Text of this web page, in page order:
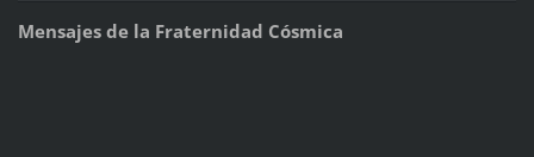
Mensajes de la Fraternidad Cósmica